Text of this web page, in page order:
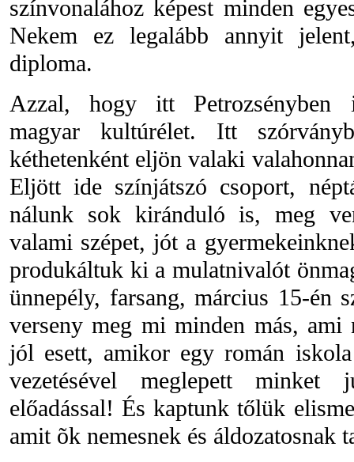
színvonalához képest minden
Nekem ez legalább annyit
diploma.
Azzal, hogy itt
magyar kultúrélet. Itt
kéthetenként eljön valaki
Eljött ide színjátszó csoport,
nálunk sok kiránduló is, meg
valami szépet, jót a
produkáltuk ki a mulatnivalót
ünnepély, farsang, március 15-én
verseny meg mi minden más,
jól esett, amikor egy román
vezetésével meglepett
előadással! És kaptunk tőlük
amit õk nemesnek és áldozatosnak